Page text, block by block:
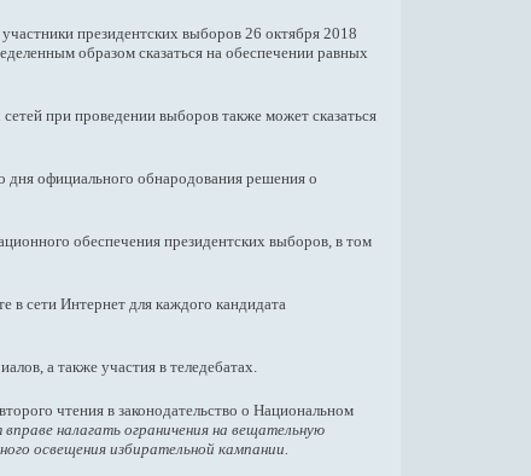
президентских выборов 26 октября 2018
образом сказаться на обеспечении равных
при проведении выборов также может сказаться
дня официального обнародования решения о
обеспечения президентских выборов, в том
в сети Интернет для каждого кандидата
а также участия в теледебатах.
чтения в законодательство о Национальном
налагать ограничения на вещательную
освещения избирательной кампании.